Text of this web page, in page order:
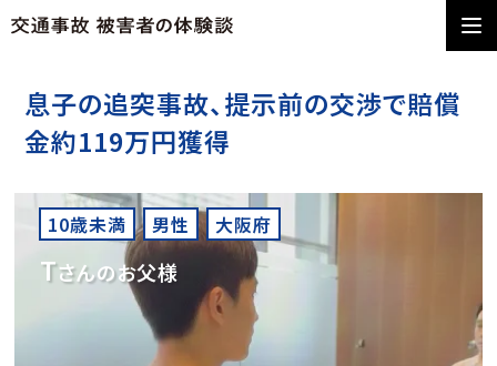
息子の追突事故、提示前の交渉で賠償
金約119万円獲得
10歳未満 男性 大阪府
Tさんのお父様